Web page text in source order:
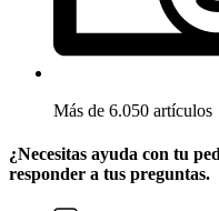
Más de 6.050 artículos
¿Necesitas ayuda con tu
responder a tus preguntas.